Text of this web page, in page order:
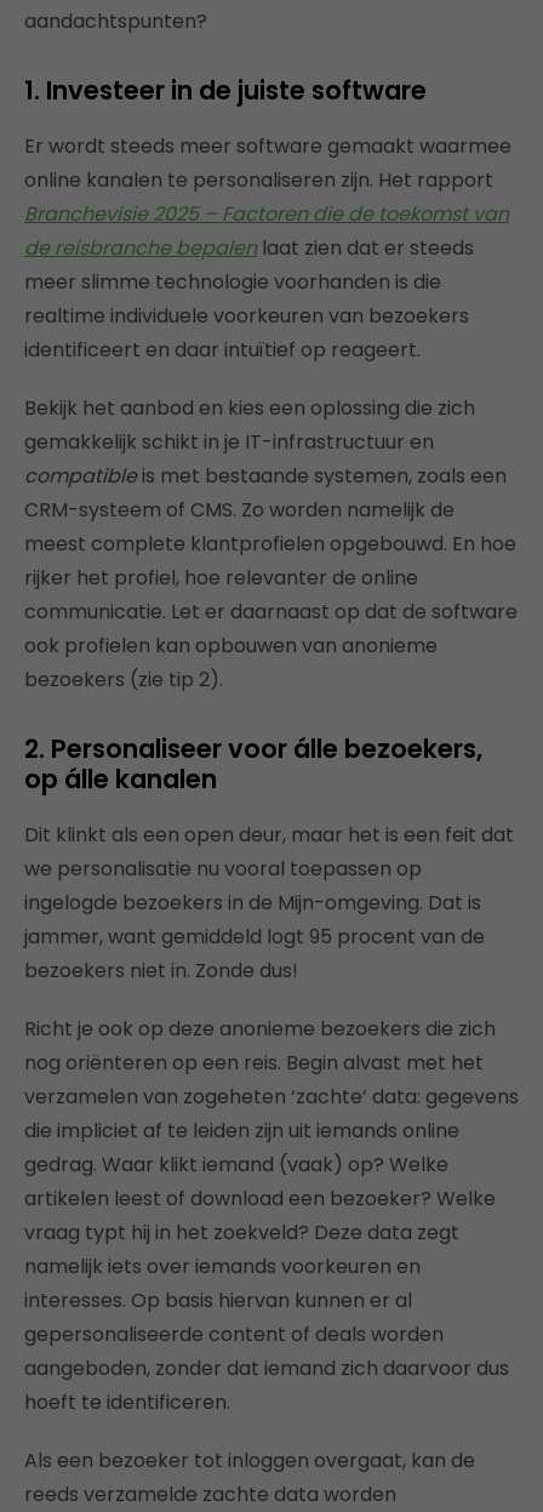
aandachtspunten?
1. Investeer in de juiste software
Er wordt steeds meer software gemaakt waarmee
online kanalen te personaliseren zijn. Het rapport
Branchevisie 2025 – Factoren die de toekomst van
de reisbranche bepalenlaat zien dat er steeds
meer slimme technologie voorhanden is die
realtime individuele voorkeuren van bezoekers
identificeert en daar intuïtief op reageert.
Bekijk het aanbod en kies een oplossing die zich
gemakkelijk schikt in je IT-infrastructuur en
compatibleis met bestaande systemen, zoals een
CRM-systeem of CMS. Zo worden namelijk de
meest complete klantprofielen opgebouwd. En hoe
rijker het profiel, hoe relevanter de online
communicatie. Let er daarnaast op dat de software
ook profielen kan opbouwen van anonieme
bezoekers (zie tip 2).
2. Personaliseer voor álle bezoekers,
op álle kanalen
Dit klinkt als een open deur, maar het is een feit dat
we personalisatie nu vooral toepassen op
ingelogde bezoekers in de Mijn-omgeving. Dat is
jammer, want gemiddeld logt 95 procent van de
bezoekers niet in. Zonde dus!
Richt je ook op deze anonieme bezoekers die zich
nog oriënteren op een reis. Begin alvast met het
verzamelen van zogeheten ‘zachte’ data: gegevens
die impliciet af te leiden zijn uit iemands online
gedrag. Waar klikt iemand (vaak) op? Welke
artikelen leest of download een bezoeker? Welke
vraag typt hij in het zoekveld? Deze data zegt
namelijk iets over iemands voorkeuren en
interesses. Op basis hiervan kunnen er al
gepersonaliseerde content of deals worden
aangeboden, zonder dat iemand zich daarvoor dus
hoeft te identificeren.
Als een bezoeker tot inloggen overgaat, kan de
reeds verzamelde zachte data worden